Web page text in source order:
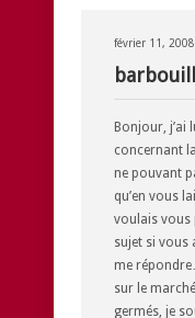
février 11, 2008
Bonjour, j’ai
concernant
ne pouvant
qu’en vous
voulais vous
sujet si vous
me
sur le
germés, je